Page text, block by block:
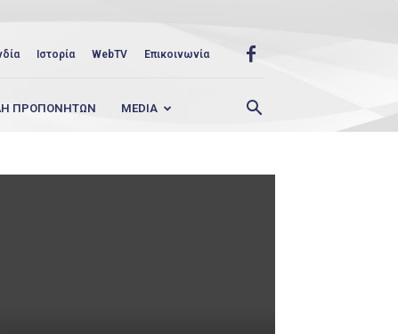
Ιστορία WebTV Επικοινωνία
ΠΡΟΠΟΝΗΤΩΝ MEDIA